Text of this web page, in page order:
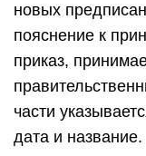
новых
пояснение к
приказ,
части
дата и название.